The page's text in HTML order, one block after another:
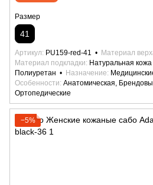
Размер
41
Артикул PU159-red-41 Материал
Материал подкладки
Натуральная кожа
Полиуретан
Назначение
Особенности Анатомическая,
Ортопедические
−5%